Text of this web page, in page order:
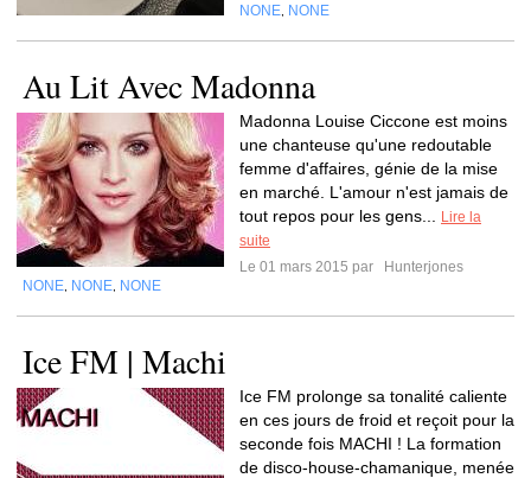
NONE NONE
Au Lit Avec Madonna
Madonna Louise Ciccone est moins
une chanteuse qu'une redoutable
femme d'affaires, génie de la mise
en marché. L'amour n'est jamais de
tout repos pour les gens...
Lire la
suite
Le 01 mars 2015 par
Hunterjones
NONE NONE NONE
Ice FM | Machi
Ice FM prolonge sa tonalité caliente
en ces jours de froid et reçoit pour la
seconde fois MACHI ! La formation
de disco-house-chamanique, menée